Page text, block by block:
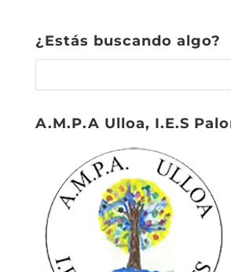
¿Estás buscando algo?
A.M.P.A Ulloa, I.E.S